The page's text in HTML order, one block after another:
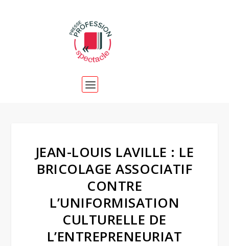
JEAN-LOUIS LAVILLE : LE
BRICOLAGE ASSOCIATIF
CONTRE
L’UNIFORMISATION
CULTURELLE DE
L’ENTREPRENEURIAT